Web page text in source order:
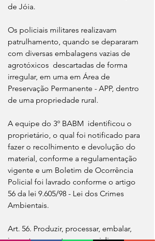
de Jóia.
Os policiais militares realizavam
patrulhamento, quando se depararam
com diversas embalagens vazias de
agrotóxicos  descartadas de forma
irregular, em uma em Área de
Preservação Permanente - APP, dentro
de uma propriedade rural.
A equipe do 3º BABM  identificou o
proprietário, o qual foi notificado para
fazer o recolhimento e devolução do
material, conforme a regulamentação
vigente e um Boletim de Ocorrência
Policial foi lavrado conforme o artigo
56 da lei 9.605/98 - Lei dos Crimes
Ambientais.
Art. 56. Produzir, processar, embalar,